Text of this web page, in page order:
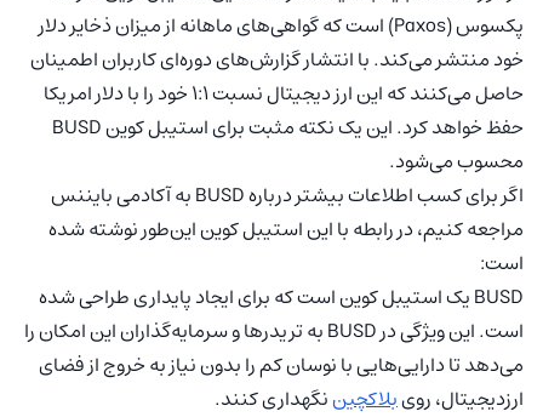
پکسوس (Paxos) است که گواهی‌های ماهانه از میزان ذخایر دلار
خود منتشر می‌کند. با انتشار گزارش‌های دوره‌ای کاربران اطمینان
حاصل می‌کنند که این ارز دیجیتال نسبت 1:1 خود را با دلار امریکا
حفظ خواهد کرد. این یک نکته مثبت برای استیبل کوین BUSD
محسوب می‌شود.
اگر برای کسب اطلاعات بیشتر درباره BUSD به آکادمی بایننس
مراجعه کنیم، در رابطه با این استیبل کوین این‌طور نوشته شده
است:
BUSD یک استیبل کوین است که برای ایجاد پایداری طراحی شده
است. این ویژگی در BUSD به تریدرها و سرمایه‌گذاران این امکان را
می‌دهد تا دارایی‌هایی با نوسان کم را بدون نیاز به خروج از فضای
ارزدیجیتال، رویبلاکچیننگهداری کنند.